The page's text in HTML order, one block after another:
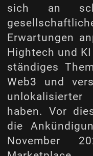
sich an
Erwartungen
Hightech und
ständiges
Web3 und
unlokalisierter
haben. Vor
die
November